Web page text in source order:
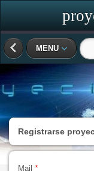
MENU
Registrarse
Mail *